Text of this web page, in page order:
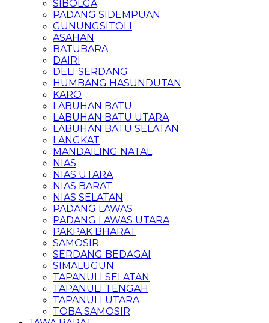
SIBOLGA
PADANG SIDEMPUAN
GUNUNGSITOLI
ASAHAN
BATUBARA
DAIRI
DELI SERDANG
HUMBANG HASUNDUTAN
KARO
LABUHAN BATU
LABUHAN BATU UTARA
LABUHAN BATU SELATAN
LANGKAT
MANDAILING NATAL
NIAS
NIAS UTARA
NIAS BARAT
NIAS SELATAN
PADANG LAWAS
PADANG LAWAS UTARA
PAKPAK BHARAT
SAMOSIR
SERDANG BEDAGAI
SIMALUGUN
TAPANULI SELATAN
TAPANULI TENGAH
TAPANULI UTARA
TOBA SAMOSIR